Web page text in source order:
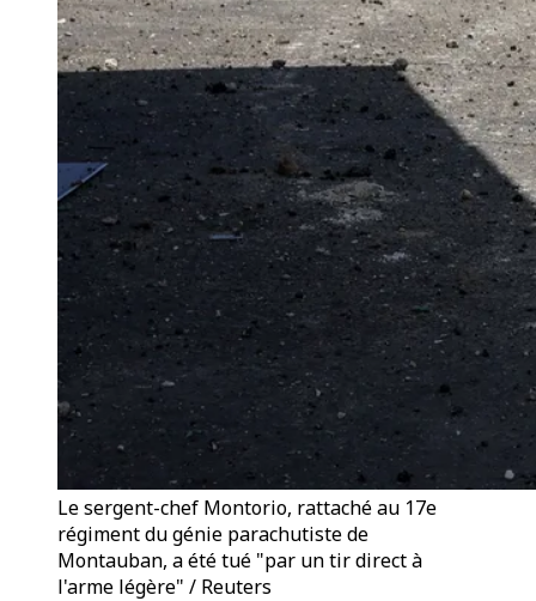
Le sergent-chef Montorio, rattaché au 17e
régiment du génie parachutiste de
Montauban, a été tué "par un tir direct à
l'arme légère" / Reuters